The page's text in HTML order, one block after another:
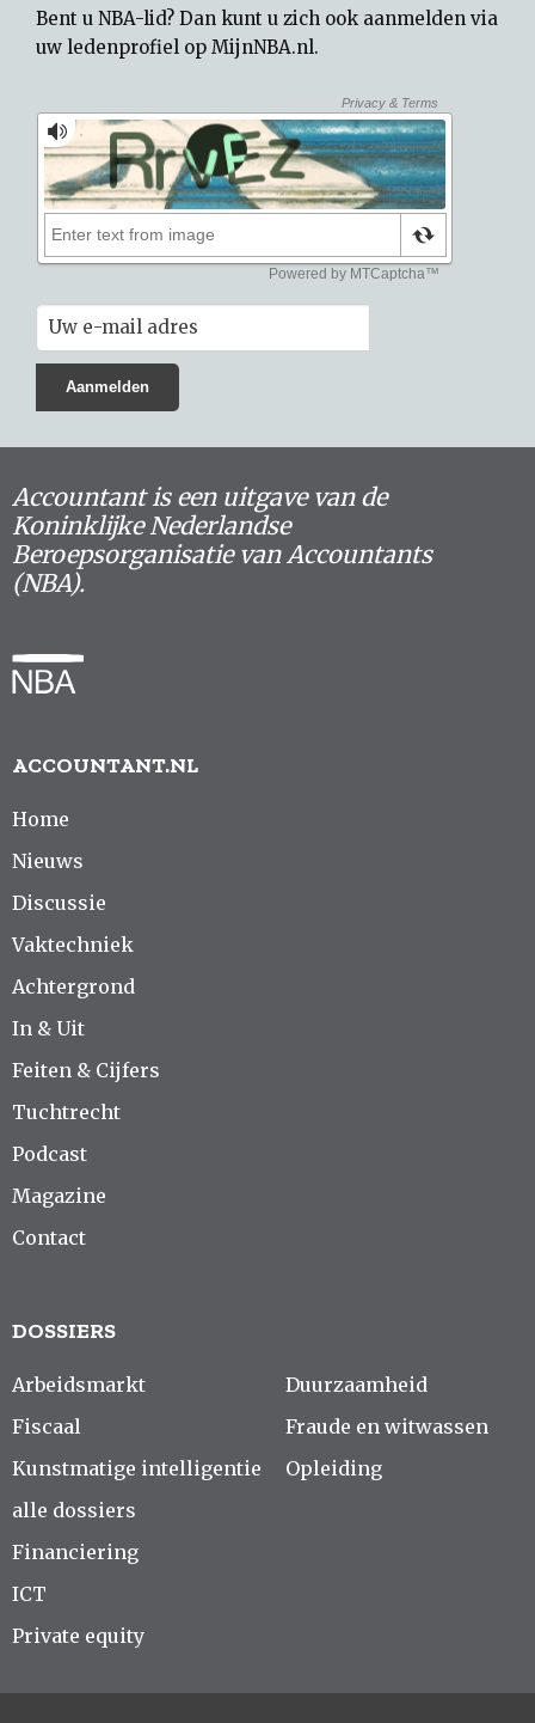
Bent u NBA-lid? Dan kunt u zich ook aanmelden via
uw ledenprofiel op MijnNBA.nl.
Accountant is een uitgave van de
Koninklijke Nederlandse
Beroepsorganisatie van Accountants
(NBA).
ACCOUNTANT.NL
Home
Nieuws
Discussie
Vaktechniek
Achtergrond
In & Uit
Feiten & Cijfers
Tuchtrecht
Podcast
Magazine
Contact
DOSSIERS
Arbeidsmarkt
Fiscaal
Kunstmatige intelligentie
alle dossiers
Duurzaamheid
Fraude en witwassen
Opleiding
Financiering
ICT
Private equity